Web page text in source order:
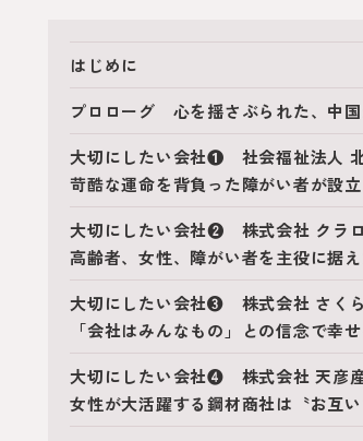
はじめに
プロローグ 心を揺さぶられた、中
大切にしたい会社❶ 社会福祉法人 北
苛酷な運命を背負った障がい者が設
大切にしたい会社❷ 株式会社 クラロ
高齢者、女性、障がい者を主役に据
大切にしたい会社❸ 株式会社 さくら
「会社はみんなもの」との信念で幸
大切にしたい会社❹ 株式会社 天彦産
女性が大活躍する鋼材商社は〝お互